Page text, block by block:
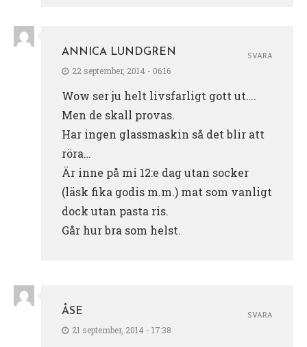
ANNICA LUNDGREN
22 september, 2014 - 06:16
Wow ser ju helt livsfarligt gott ut….
Men de skall provas.
Har ingen glassmaskin så det blir att
röra…
Är inne på mi 12:e dag utan socker
(läsk fika godis m.m.) mat som vanligt
dock utan pasta ris.
Går hur bra som helst.
SVARA
ÅSE
21 september, 2014 - 17:38
SVARA